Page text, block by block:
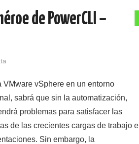
de PowerCLI –
VMware vSphere en un entorno
sabrá que sin la automatización,
problemas para satisfacer las
de las crecientes cargas de trabajo e
Sin embargo, la